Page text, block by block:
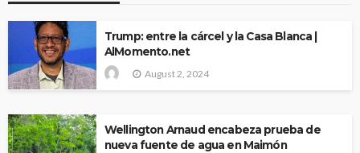
Trump: entre la cárcel y la Casa Blanca |
AlMomento.net
August 2, 2024
Wellington Arnaud encabeza prueba de
nueva fuente de agua en Maimón